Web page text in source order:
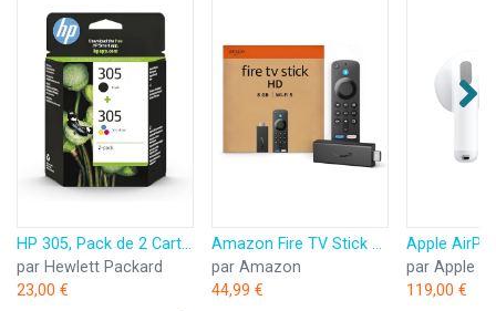
HP 305, Pack de 2 Cartouches d’Encre Originales, 6ZD17AE, Noir, Cyan, Jaune, Magenta
par Hewlett Packard
23,00 €
Amazon Fire TV Stick HD (Nouvelle génération) | TV gratuite et en direct, télécommande vocale Alexa, contrôle de la maison connectée, streaming HD
par Amazon
44,99 €
par Apple
119,00 €